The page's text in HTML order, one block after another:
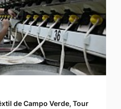
de Campo Verde, Tour